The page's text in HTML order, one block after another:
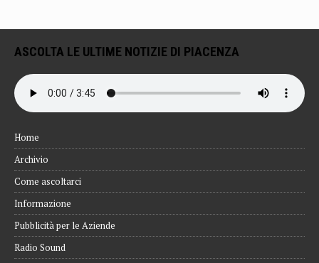
ASCOLTA LE ULTIME NOTIZIE DI PIACENZA
Home
Archivio
Come ascoltarci
Informazione
Pubblicità per le Aziende
Radio Sound